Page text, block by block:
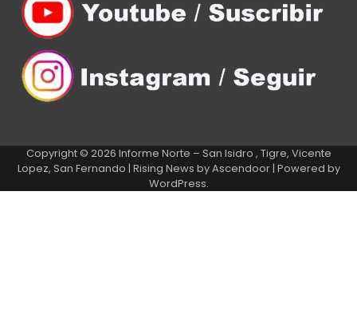
Copyright © 2026 Informe Norte – San Isidro , Tigre, Vicente
Lopez, San Fernando | Rising News byAscendoor| Powered by
WordPress.